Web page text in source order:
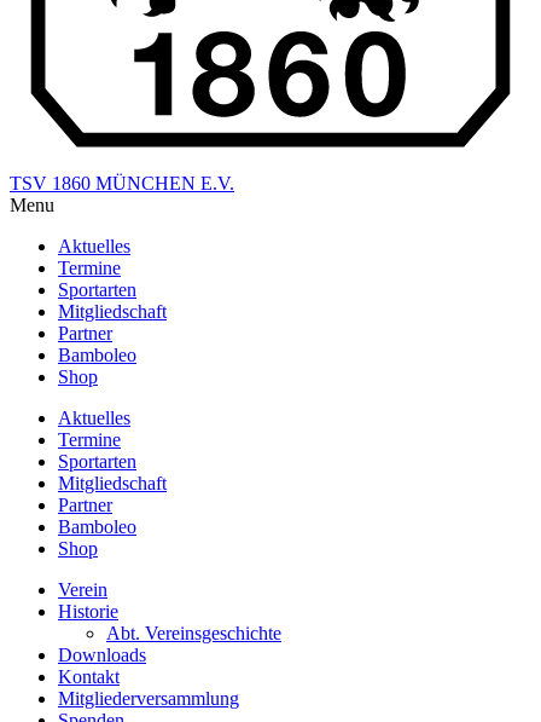
TSV 1860 MÜNCHEN E.V.
Menu
Aktuelles
Termine
Sportarten
Mitgliedschaft
Partner
Bamboleo
Shop
Aktuelles
Termine
Sportarten
Mitgliedschaft
Partner
Bamboleo
Shop
Verein
Historie
Abt. Vereinsgeschichte
Downloads
Kontakt
Mitgliederversammlung